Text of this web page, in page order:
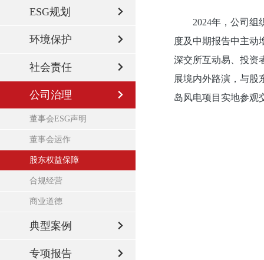
ESG规划
环境保护
社会责任
公司治理
董事会ESG声明
董事会运作
股东权益保障
合规经营
商业道德
典型案例
专项报告
2024年，公司
度及中期报告中主动
深交所互动易、投资
展境内外路演，与股
岛风电项目实地参观